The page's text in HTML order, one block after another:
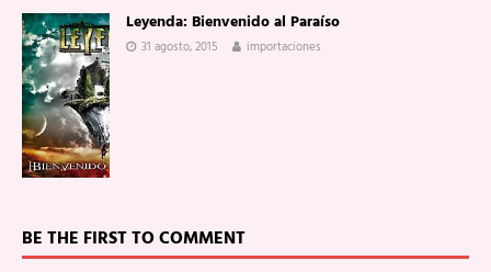
Leyenda: Bienvenido al Paraíso
31 agosto, 2015 importaciones
BE THE FIRST TO COMMENT